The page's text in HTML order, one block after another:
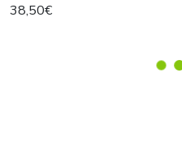
38,50€